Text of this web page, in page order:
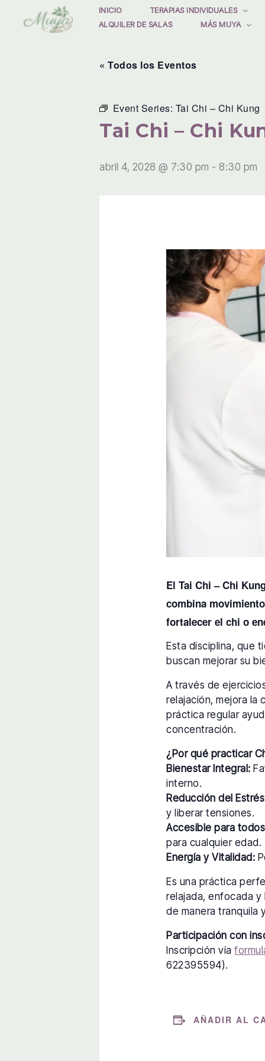
INICIO TERAPIAS INDIVIDUALES
ALQUILER DE SALAS
MÁS MUYA
« Todos los Eventos
Event Series: Tai Chi – Chi Kung
Tai Chi – Chi
abril 4, 2028 @ 7:30 pm - 8:30 pm
El Tai Chi – Chi
combina
fortalecer el chi o
Esta disciplina, que
buscan mejorar su
A través de
relajación, mejora la
práctica regular
concentración.
¿Por qué practicar
Bienestar Integral:
interno.
Reducción del
y liberar tensiones.
Accesible para
para cualquier edad.
Energía y Vitalidad:
Es una práctica
relajada, enfocada
de manera tranquila
Participación con
Inscripción vía
622395594).
AÑADIR AL